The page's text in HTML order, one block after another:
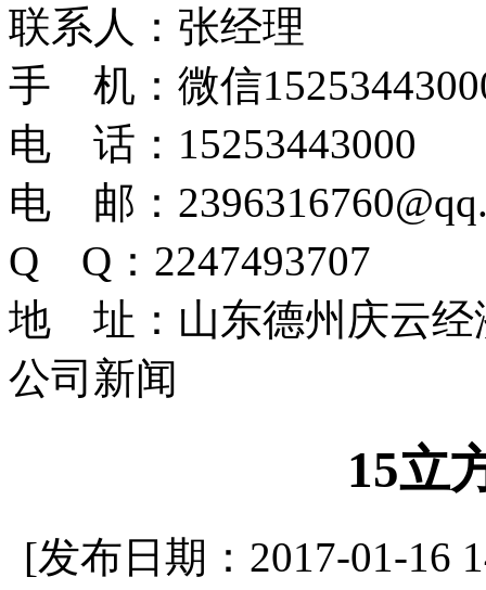
联系人：张经理
手 机：微信
电 话：15253443000
电 邮：
Q Q：2247493707
地 址：山东德州庆云经
公司新闻
15立
[发布日期：2017-01-16